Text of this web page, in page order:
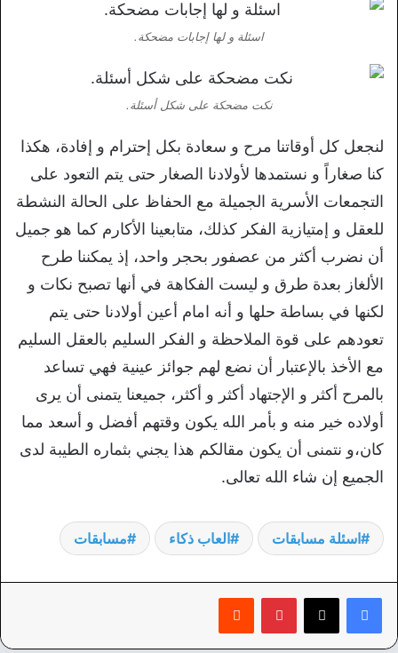
اسئلة و لها إجابات مضحكة.
نكت مضحكة على شكل أسئلة.
لنجعل كل أوقاتنا مرح و سعادة بكل إحترام و إفادة، هكذا
كنا صغاراً و نستمدها لأولادنا الصغار حتى يتم التعود على
التجمعات الأسرية الجميلة مع الحفاظ على الحالة النشطة
للعقل و إمتيازية الفكر كذلك، متابعينا الأكارم كما هو جميل
أن نضرب أكثر من عصفور بحجر واحد، إذ يمكننا طرح
الألغاز بعدة طرق و ليست الفكاهة في أنها تصبح نكات و
لكنها في بساطة حلها و أنه امام أعين أولادنا حتى يتم
تعودهم على قوة الملاحظة و الفكر السليم بالعقل السليم
مع الأخذ بالإعتبار أن نضع لهم جوائز عينية فهي تساعد
بالمرح أكثر و الإجتهاد أكثر و أكثر، جميعنا يتمنى أن يرى
أولاده خير منه و بأمر الله يكون وقتهم أفضل و أسعد مما
كان،و نتمنى أن يكون مقالكم هذا يجني بثماره الطيبة لدى
الجميع إن شاء الله تعالى.
اسئلة مسابقات العاب ذكاء مسابقات
بينتيريست